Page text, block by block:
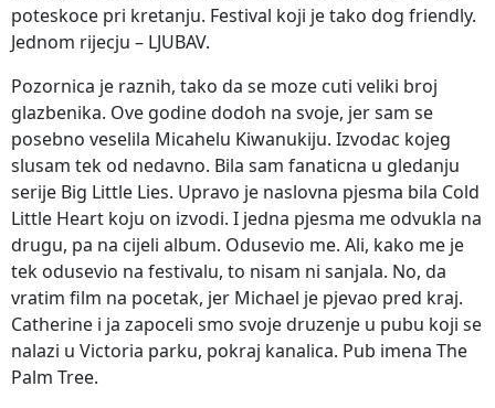
poteskoce pri kretanju. Festival koji je tako dog friendly.
Jednom rijecju – LJUBAV.
Pozornica je raznih, tako da se moze cuti veliki broj
glazbenika. Ove godine dodoh na svoje, jer sam se
posebno veselila Micahelu Kiwanukiju. Izvodac kojeg
slusam tek od nedavno. Bila sam fanaticna u gledanju
serije Big Little Lies. Upravo je naslovna pjesma bila Cold
Little Heart koju on izvodi. I jedna pjesma me odvukla na
drugu, pa na cijeli album. Odusevio me. Ali, kako me je
tek odusevio na festivalu, to nisam ni sanjala. No, da
vratim film na pocetak, jer Michael je pjevao pred kraj.
Catherine i ja zapoceli smo svoje druzenje u pubu koji se
nalazi u Victoria parku, pokraj kanalica. Pub imena The
Palm Tree.